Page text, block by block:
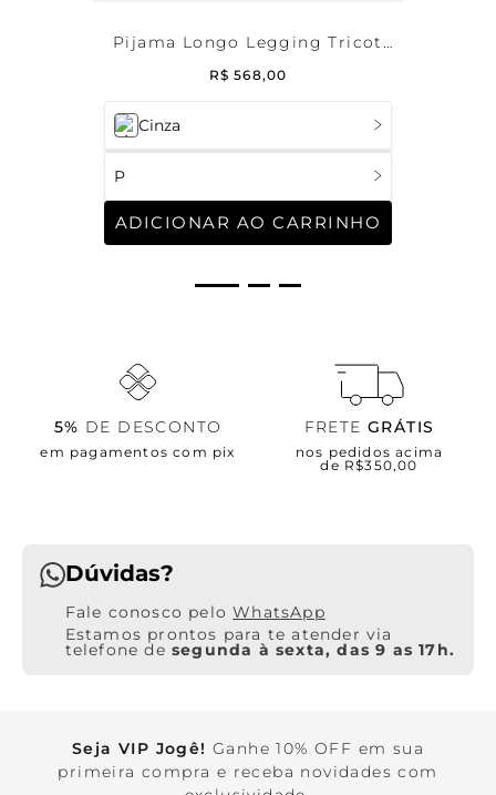
Cinza
P
ADICIONAR AO CARRINHO
Pijama Longo Legging Tricot
Samantha
R$ 568,00
5% DE DESCONTO
em pagamentos com pix
FRETE GRÁTIS
nos pedidos acima
de R$350,00
Dúvidas?
WhatsApp
Estamos prontos para te atender via
telefone de segunda à sexta, das 9 as 17h.
Seja VIP Jogê! Ganhe 10% OFF em sua
primeira compra e receba novidades com